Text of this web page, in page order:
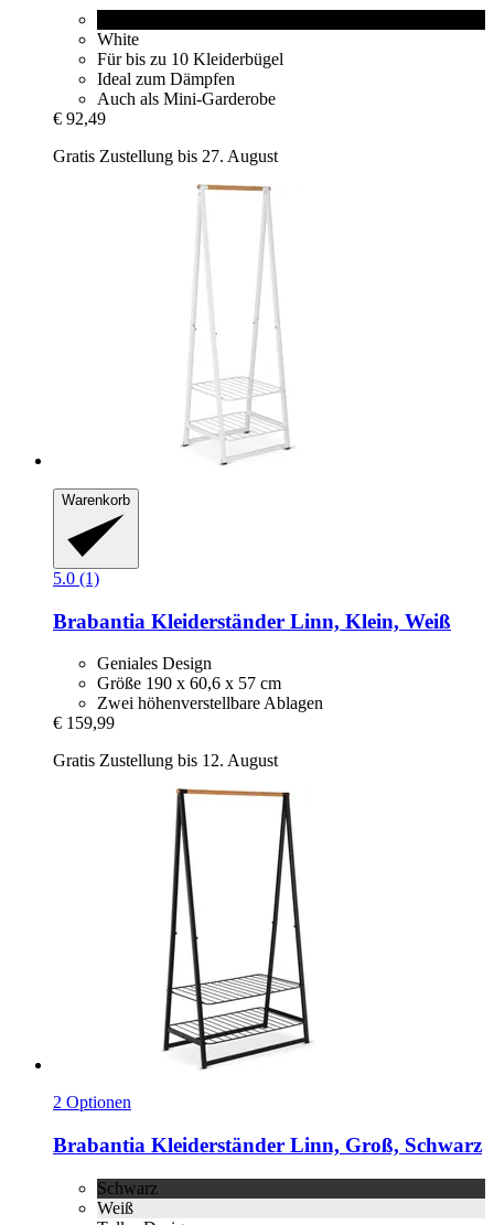
White
Für bis zu 10 Kleiderbügel
Ideal zum Dämpfen
Auch als Mini-Garderobe
€ 92,49
Gratis Zustellung bis 27. August
Warenkorb
5.0 (1)
Brabantia Kleiderständer Linn, Klein, Weiß
Geniales Design
Größe 190 x 60,6 x 57 cm
Zwei höhenverstellbare Ablagen
€ 159,99
Gratis Zustellung bis 12. August
2 Optionen
Brabantia Kleiderständer Linn, Groß, Schwarz
Schwarz
Weiß